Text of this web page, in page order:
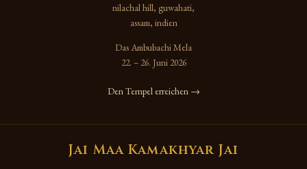
nilachal hill, guwahati,
assam, indien
Das Ambubachi Mela
22. – 26. Juni 2026
Den Tempel erreichen →
Jai Maa Kamakhyar Jai